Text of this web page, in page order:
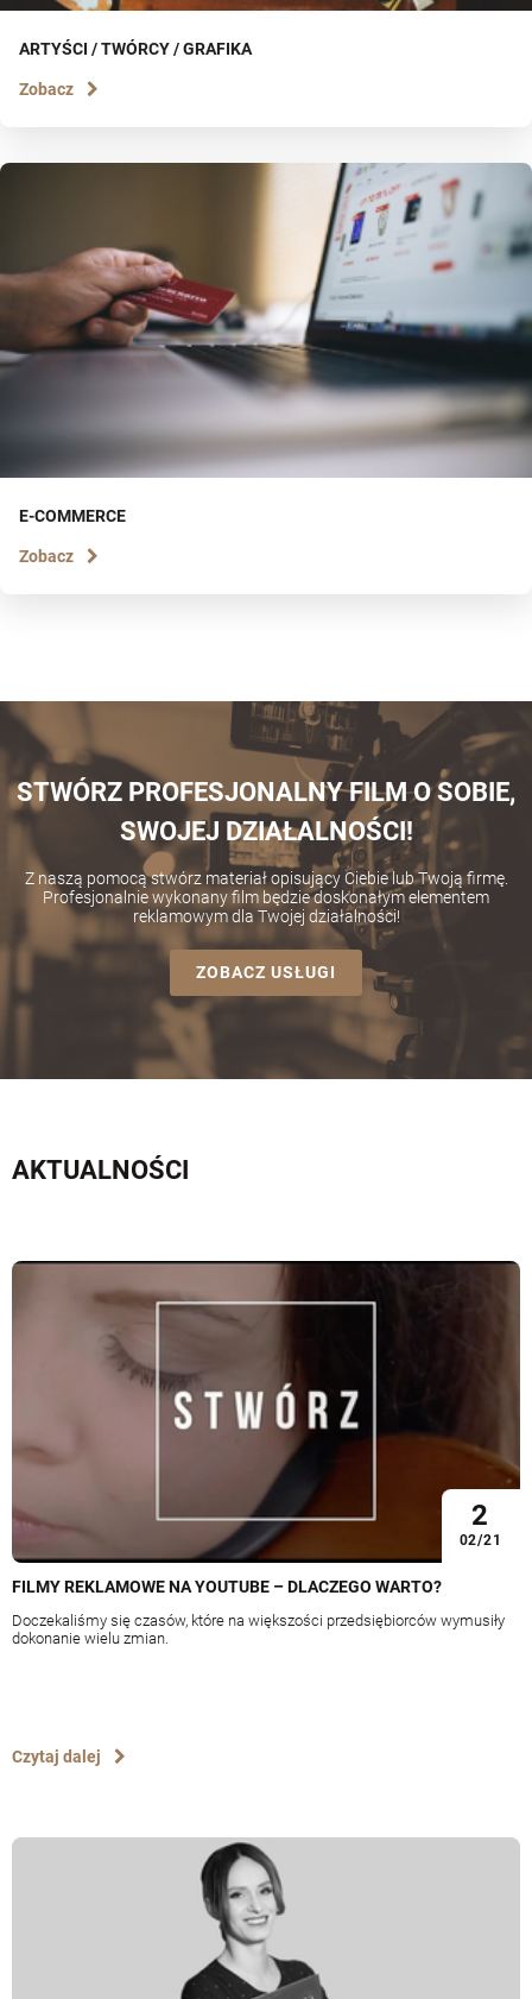
ARTYŚCI / TWÓRCY / GRAFIKA
Zobacz
E-COMMERCE
Zobacz
STWÓRZ PROFESJONALNY FILM O SOBIE,
SWOJEJ DZIAŁALNOŚCI!
Z naszą pomocą stwórz materiał opisujący Ciebie lub Twoją firmę.
Profesjonalnie wykonany film będzie doskonałym elementem
reklamowym dla Twojej działalności!
ZOBACZ USŁUGI
AKTUALNOŚCI
2
02/21
FILMY REKLAMOWE NA YOUTUBE – DLACZEGO WARTO?
Doczekaliśmy się czasów, które na większości przedsiębiorców wymusiły
dokonanie wielu zmian.
Czytaj dalej